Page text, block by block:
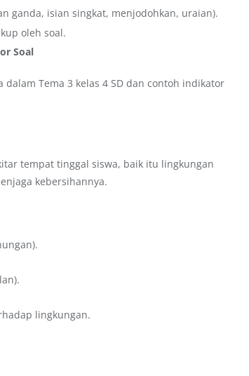
ganda, isian singkat, menjodohkan, uraian).
oleh soal.
Soal
Tema 3 kelas 4 SD dan contoh indikator
tempat tinggal siswa, baik itu lingkungan
kebersihannya.
lingkungan.